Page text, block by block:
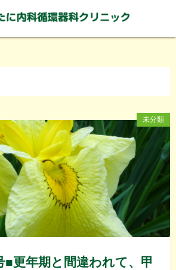
未分類
■更年期と間違われて、甲